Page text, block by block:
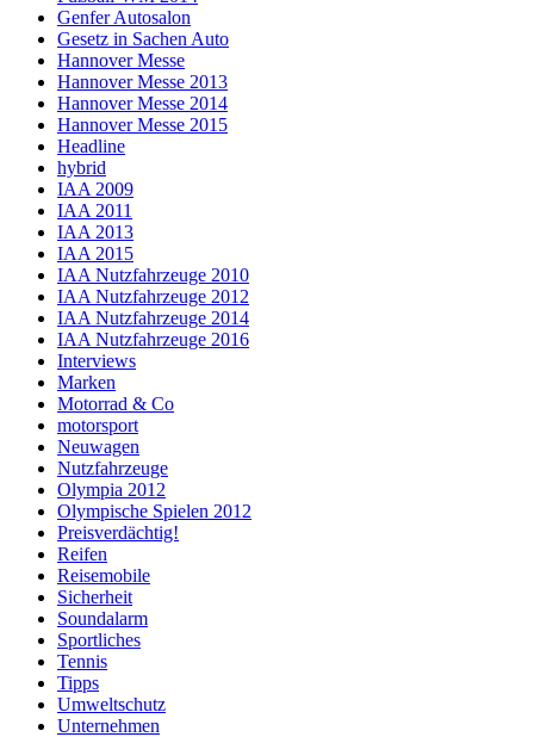
Genfer Autosalon
Gesetz in Sachen Auto
Hannover Messe
Hannover Messe 2013
Hannover Messe 2014
Hannover Messe 2015
Headline
hybrid
IAA 2009
IAA 2011
IAA 2013
IAA 2015
IAA Nutzfahrzeuge 2010
IAA Nutzfahrzeuge 2012
IAA Nutzfahrzeuge 2014
IAA Nutzfahrzeuge 2016
Interviews
Marken
Motorrad & Co
motorsport
Neuwagen
Nutzfahrzeuge
Olympia 2012
Olympische Spielen 2012
Preisverdächtig!
Reifen
Reisemobile
Sicherheit
Soundalarm
Sportliches
Tennis
Tipps
Umweltschutz
Unternehmen